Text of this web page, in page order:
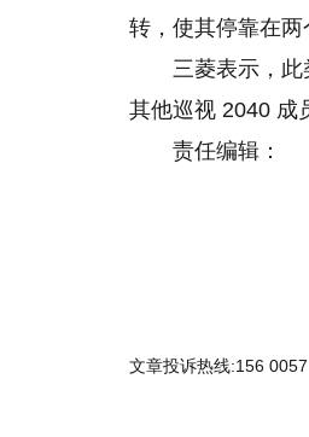
转，使其停靠在两
三菱表示，此
其他巡视 2040 成
责任编辑：
文章投诉热线:156